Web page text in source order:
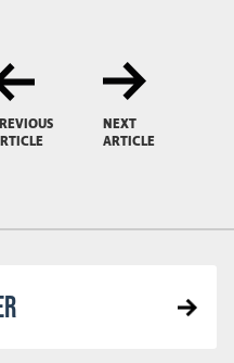
NEXT
ARTICLE